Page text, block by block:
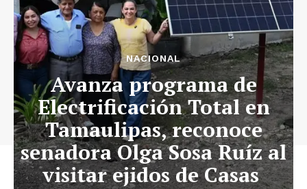
NACIONAL
Avanza programa de
Electrificación Total en
Tamaulipas, reconoce
senadora Olga Sosa Ruíz al
visitar ejidos de Casas